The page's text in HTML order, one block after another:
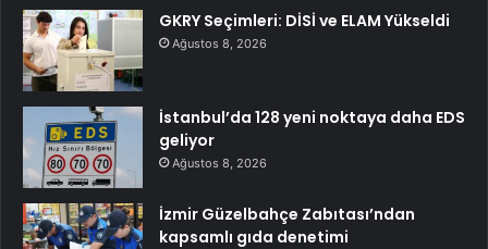
GKRY Seçimleri: DİSİ ve ELAM Yükseldi
Ağustos 8, 2026
İstanbul’da 128 yeni noktaya daha EDS
geliyor
Ağustos 8, 2026
İzmir Güzelbahçe Zabıtası’ndan
kapsamlı gıda denetimi